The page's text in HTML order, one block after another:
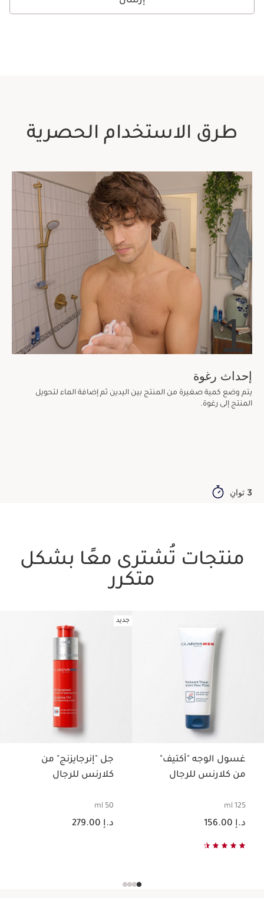
طرق الاستخدام الحصرية
1
إحداث رغوة
يتم وضع كمية صغيرة من المنتج بين اليدين ثم إضافة الماء لتحويل
المنتج إلى رغوة.
3 ثوانٍ
منتجات تُشترى معًا بشكل
متكرر
تخط إلى المحتوى
غسول الوجه "أكتيف"
من كلارنس للرجال
125 ml
السعر الحالي هو د.إ 156.00
د.إ 156.00
جديد
جل "إنرجايزنج" من
كلارنس للرجال
50 ml
السعر الحالي هو د.إ 279.00
د.إ 279.00